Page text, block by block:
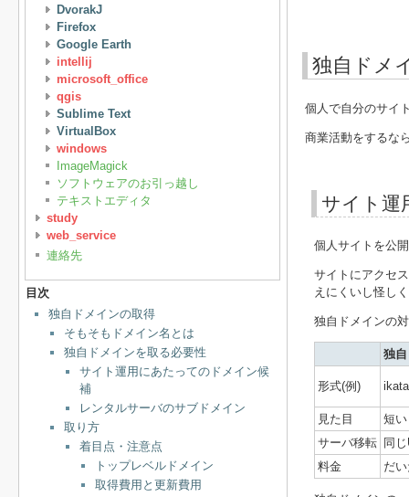
DvorakJ
Firefox
Google Earth
intellij
microsoft_office
qgis
Sublime Text
VirtualBox
windows
ImageMagick
ソフトウェアのお引っ越し
テキストエディタ
study
web_service
連絡先
目次
独自ドメインの取得
そもそもドメイン名とは
独自ドメインを取る必要性
サイト運用にあたってのドメイン候
補
レンタルサーバのサブドメイン
取り方
着目点・注意点
トップレベルドメイン
取得費用と更新費用
独自ドメ
個人で自分のサイ
商業活動をするな
サイト運
個人サイトを公
サイトにアクセ
えにくいし怪し
独自ドメインの
独
形式(例)
見た目
短い
サーバ移転
同
料金
だ